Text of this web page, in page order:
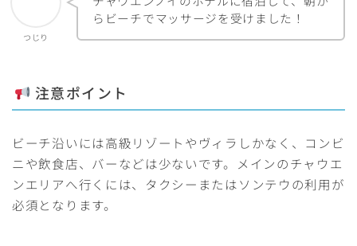
つじり
らビーチでマッサージを受けました！
注意ポイント
ビーチ沿いには高級リゾートやヴィラしかなく、コンビ
ニや飲食店、バーなどは少ないです。メインのチャウエ
ンエリアへ行くには、タクシーまたはソンテウの利用が
必須となります。